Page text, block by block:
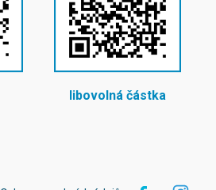
libovolná částka